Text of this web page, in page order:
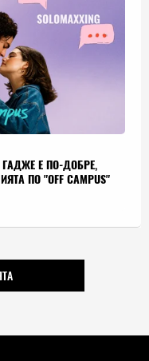
ГАДЖЕ Е ПО-ДОБРЕ,
ПО "OFF CAMPUS"